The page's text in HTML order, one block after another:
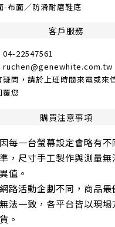
-布面／防滑耐磨鞋底
客戶服務
04-22547561
ruchen@genewhite.com.tw
疑問，請於上班時間來電或來
覆您
購買注意事項
每一台螢幕設定會略有
，尺寸手工製作與測量
值。
路活動企劃不同，商品
法一致，各平台皆以現場
。